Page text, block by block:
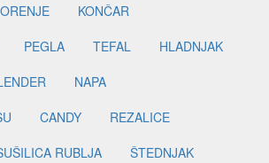
KONČAR
PEGLA TEFAL
HLADNJAK
NAPA
CANDY
REZALICE
RUBLJA
ŠTEDNJAK